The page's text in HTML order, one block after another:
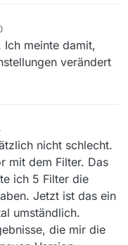
Ich meinte damit,
verändert
nicht schlecht.
mit dem Filter. Das
ich 5 Filter die
Jetzt ist das ein
umständlich.
die mir die